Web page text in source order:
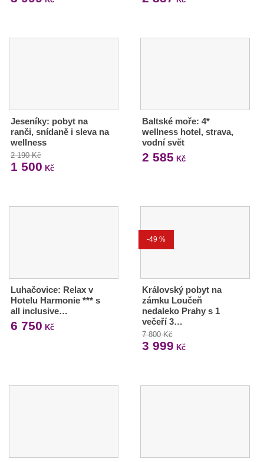
Jeseníky: pobyt na
ranči, snídaně i sleva na
wellness
2 190 Kč
1 500 Kč
Baltské moře: 4*
wellness hotel, strava,
vodní svět
2 585 Kč
Luhačovice: Relax v
Hotelu Harmonie *** s
all inclusive…
6 750 Kč
-49 %
Královský pobyt na
zámku Loučeň
nedaleko Prahy s 1
večeří 3…
7 800 Kč
3 999 Kč